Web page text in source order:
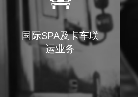
国际SPA及卡车联
运业务